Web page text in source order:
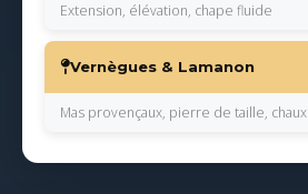
Extension, élévation, chape fluide
Vernègues & Lamanon
Mas provençaux, pierre de taille, chaux